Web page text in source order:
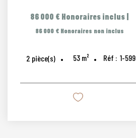
86 000 € Honoraires inclus |
86 000 € Honoraires non inclus
2 pièce(s) 53 m² Réf : 1-599